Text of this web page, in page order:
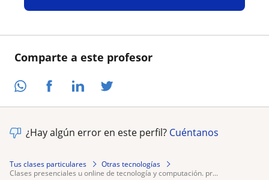
Comparte a este profesor
¿Hay algún error en este perfil? Cuéntanos
Tus clases particulares
Otras tecnologías
clases presenciales u online de tecnología y computación. pr...